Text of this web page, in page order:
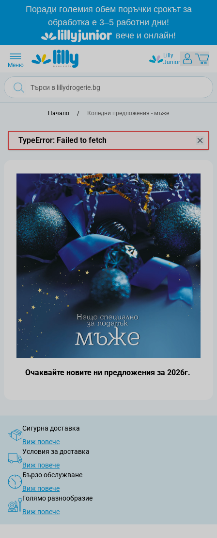
Прескачане към съдържанието
Поради големия обем поръчки срокът за
обработка е 3–5 работни дни!
вече и онлайн!
Lilly
Junior
Меню
Начало / Коледни предложения - мъже
TypeError: Failed to fetch
Очаквайте новите ни предложения за 2026г.
Сигурна доставка
Виж повече
Условия за доставка
Виж повече
Бързо обслужване
Виж повече
Голямо разнообразие
Виж повече